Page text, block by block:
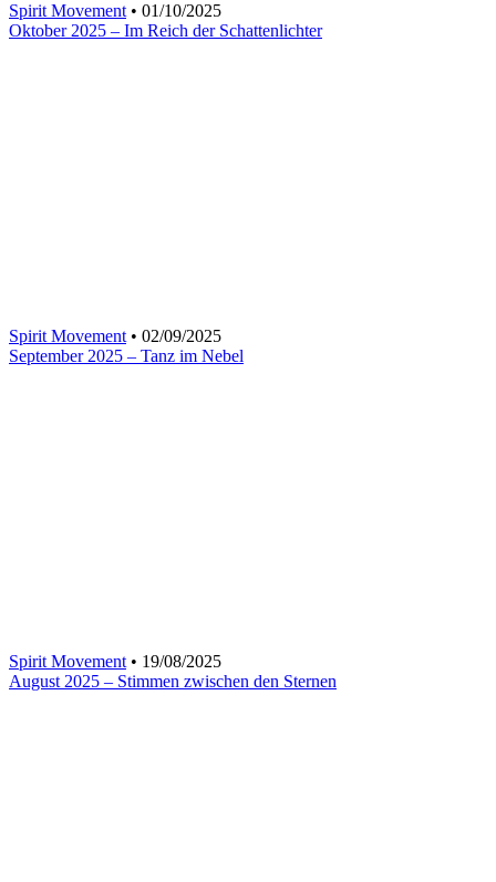
Spirit Movement• 01/10/2025
Oktober 2025 – Im Reich der Schattenlichter
Spirit Movement• 02/09/2025
September 2025 – Tanz im Nebel
Spirit Movement• 19/08/2025
August 2025 – Stimmen zwischen den Sternen